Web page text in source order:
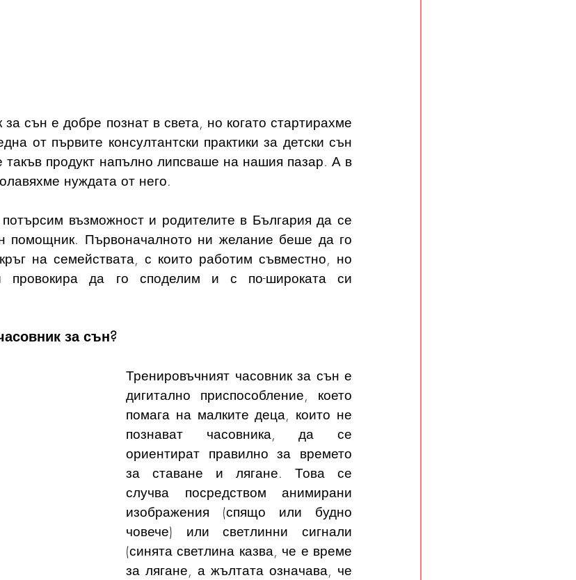
сън е добре познат в света, но когато стартирахме
от първите консултантски практики за детски сън
такъв продукт напълно липсваше на нашия пазар. А в
нуждата от него.
възможност и родителите в България да се
помощник. Първоначалното ни желание беше да го
на семействата, с които работим съвместно, но
провокира да го споделим и с по-широката си
за сън?
Тренировъчният часовник за сън е
дигитално приспособление, което
помага на малките деца, които не
познават часовника, да се
ориентират правилно за времето
за ставане и лягане. Това се
случва посредством анимирани
изображения (спящо или будно
човече) или светлинни сигнали
(синята светлина казва, че е време
за лягане, а жълтата означава, че